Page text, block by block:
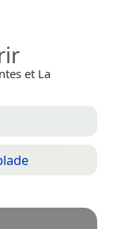
et La